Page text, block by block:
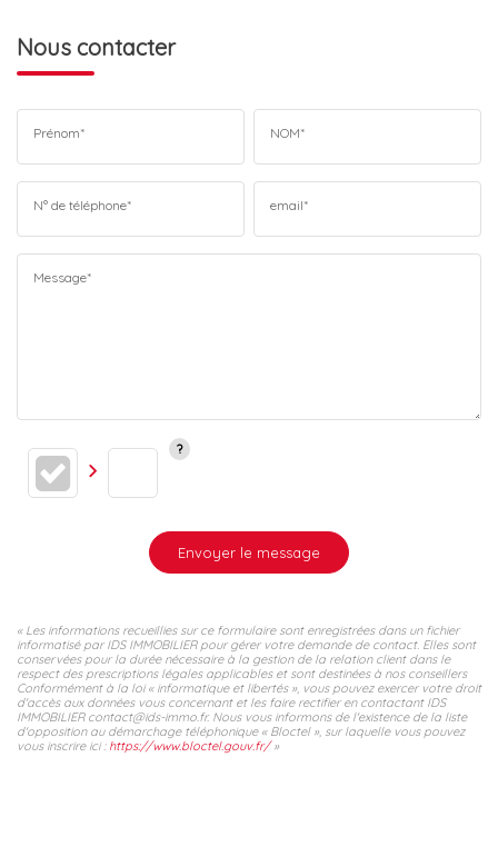
Nous contacter
Prénom* NOM*
N° de téléphone* email*
Message*
Envoyer le message
« Les informations recueillies sur ce formulaire sont enregistrées dans un fichier
informatisé par IDS IMMOBILIER pour gérer votre demande de contact. Elles sont
conservées pour la durée nécessaire à la gestion de la relation client dans le
respect des prescriptions légales applicables et sont destinées à nos conseillers
Conformément à la loi « informatique et libertés », vous pouvez exercer votre droit
d'accès aux données vous concernant et les faire rectifier en contactant IDS
IMMOBILIER contact@ids-immo.fr. Nous vous informons de l'existence de la liste
d'opposition au démarchage téléphonique « Bloctel », sur laquelle vous pouvez
vous inscrire ici : https://www.bloctel.gouv.fr/»